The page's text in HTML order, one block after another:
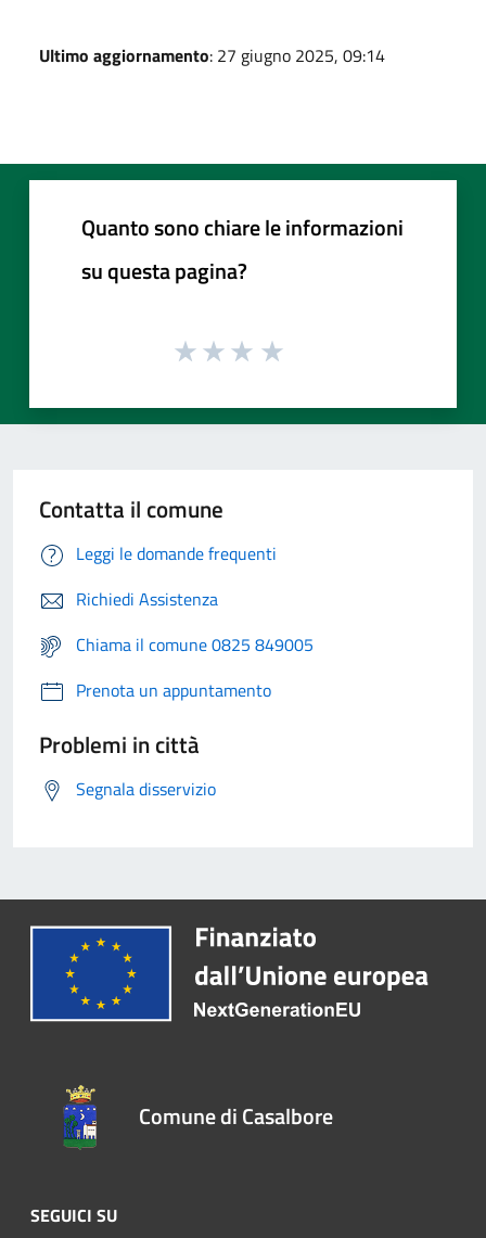
Ultimo aggiornamento: 27 giugno 2025, 09:14
Quanto sono chiare le informazioni
su questa pagina?
Contatta il comune
Leggi le domande frequenti
Richiedi Assistenza
Chiama il comune 0825 849005
Prenota un appuntamento
Problemi in città
Segnala disservizio
Comune di Casalbore
SEGUICI SU